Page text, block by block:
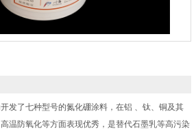
发了七种型号的氮化硼涂料，在铝 、钛、铜及其
温防氧化等方面表现优秀，是替代石墨乳等高污染